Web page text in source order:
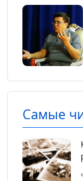
Самые